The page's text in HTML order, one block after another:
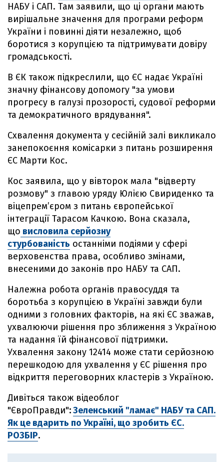
НАБУ і САП. Там заявили, що ці органи мають
вирішальне значення для програми реформ
України і повинні діяти незалежно, щоб
боротися з корупцією та підтримувати довіру
громадськості.
В ЄК також підкреслили, що ЄС надає Україні
значну фінансову допомогу "за умови
прогресу в галузі прозорості, судової реформи
та демократичного врядування".
Схвалення документа у сесійній залі викликало
занепокоєння комісарки з питань розширення
ЄС Марти Кос.
Кос заявила, що у вівторок мала "відверту
розмову" з главою уряду Юлією Свириденко та
віцепремʼєром з питань європейської
інтеграції Тарасом Качкою. Вона сказала,
що висловила серйозну
стурбованість останніми подіями у сфері
верховенства права, особливо змінами,
внесеними до законів про НАБУ та САП.
Належна робота органів правосуддя та
боротьба з корупцією в Україні завжди були
одними з головних факторів, на які ЄС зважав,
ухвалюючи рішення про зближення з Україною
та надання їй фінансової підтримки.
Ухвалення закону 12414 може стати серйозною
перешкодою для ухвалення у ЄС рішення про
відкриття переговорних кластерів з Україною.
Дивіться також відеоблог
"ЄвроПравди":Зеленський "ламає" НАБУ та САП.
Як це вдарить по Україні, що зробить ЄС.
РОЗБІР.